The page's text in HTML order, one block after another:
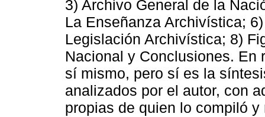
3) Archivo General de la
La Enseñanza Archivística;
Legislación Archivística; 8)
Nacional y Conclusiones. En
sí mismo, pero sí es la
analizados por el autor, con
propias de quien lo compiló y